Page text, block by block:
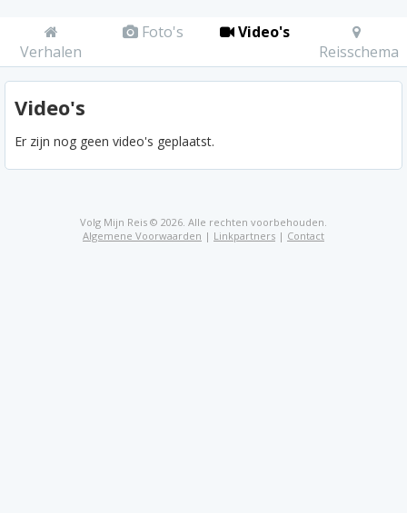
Verhalen
Foto's
Video's
Reisschema
Video's
Er zijn nog geen video's geplaatst.
Volg Mijn Reis © 2026. Alle rechten voorbehouden.
Algemene Voorwaarden | Linkpartners | Contact